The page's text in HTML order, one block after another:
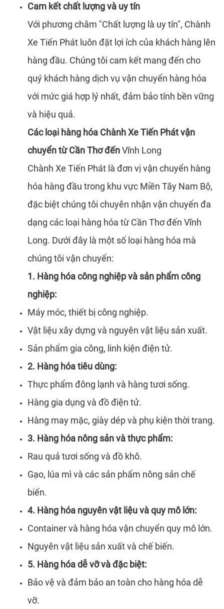
Cam kết chất lượng và uy tín
Với phương châm "Chất lượng là uy tín", Chành
Xe Tiến Phát luôn đặt lợi ích của khách hàng lên
hàng đầu. Chúng tôi cam kết mang đến cho
quý khách hàng dịch vụ vận chuyển hàng hóa
với mức giá hợp lý nhất, đảm bảo tính bền vững
và hiệu quả.
Các loại hàng hóa Chành Xe Tiến Phát vận
chuyển từ Cần Thơ đếnVĩnh Long
Chành Xe Tiến Phát là đơn vị vận chuyển hàng
hóa hàng đầu trong khu vực Miền Tây Nam Bộ,
đặc biệt chúng tôi chuyên nhận vận chuyển đa
dạng các loại hàng hóa từ Cần Thơ đến Vĩnh
Long. Dưới đây là một số loại hàng hóa mà
chúng tôi vận chuyển:
1. Hàng hóa công nghiệp và sản phẩm công
nghiệp:
Máy móc, thiết bị công nghiệp.
Vật liệu xây dựng và nguyên vật liệu sản xuất.
Sản phẩm gia công, linh kiện điện tử.
2. Hàng hóa tiêu dùng:
Thực phẩm đông lạnh và hàng tươi sống.
Hàng gia dụng và đồ điện tử.
Hàng may mặc, giày dép và phụ kiện thời trang.
3. Hàng hóa nông sản và thực phẩm:
Rau quả tươi sống và đồ khô.
Gạo, lúa mì và các sản phẩm nông sản chế
biến.
4. Hàng hóa nguyên vật liệu và quy mô lớn:
Container và hàng hóa vận chuyển quy mô lớn.
Nguyên vật liệu sản xuất và chế biến.
5. Hàng hóa dễ vỡ và đặc biệt:
Bảo vệ và đảm bảo an toàn cho hàng hóa dễ
vỡ.